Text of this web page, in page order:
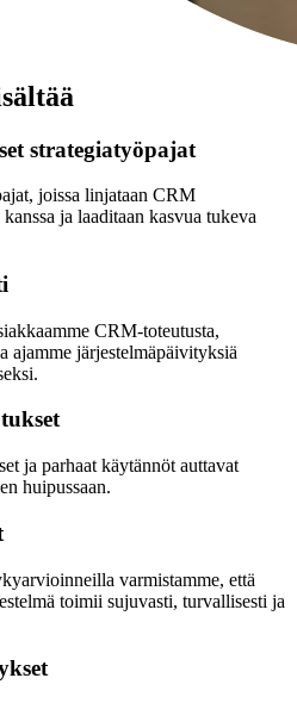
strategiatyöpajat
joissa linjataan CRM
ja laaditaan kasvua tukeva
CRM-toteutusta,
ajamme järjestelmäpäivityksiä
ja parhaat käytännöt auttavat
huipussaan.
varmistamme, että
toimii sujuvasti, turvallisesti ja